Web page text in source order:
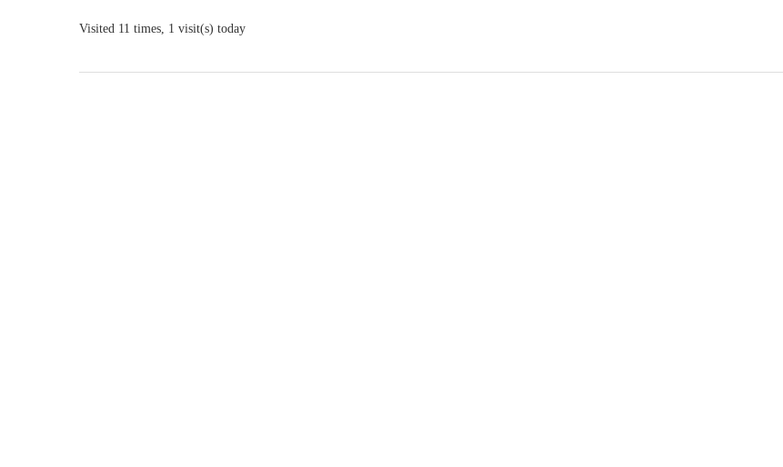
Visited 11 times, 1 visit(s) today